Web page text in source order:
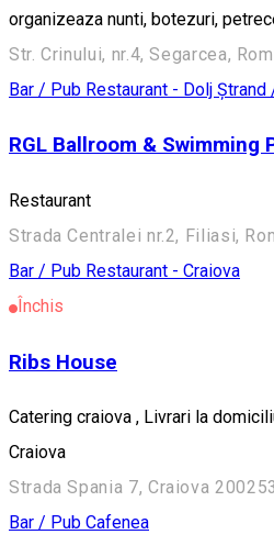
organizeaza nunti, botezuri,
Str. Crinului, nr.4, Segarcea,
Bar / Pub Restaurant - Dolj Ștrand
RGL Ballroom & Swimming
Restaurant
Strada Centralei nr.2, Filiasi,
Bar / Pub Restaurant - Craiova
Închis
Ribs House
Catering craiova , Livrari la
Craiova
Strada Spania 7, Craiova
Bar / Pub Cafenea